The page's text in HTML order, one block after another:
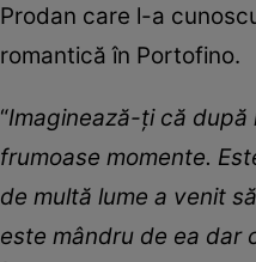
Prodan care l-a
romantică în Portofino.
“Imaginează-ți că după
frumoase momente.
de multă lume a venit
este mândru de ea dar